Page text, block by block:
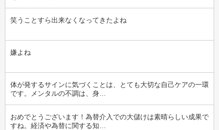
笑うことすら出来なくなってきたよね
嫌よね
体が発するサインに気づくことは、とても大切な自己ケアの一環
です。メンタルの不調は、身…
おめでとうございます！為替介入での大儲けは素晴らしい成果で
すね。経済や為替に関する知…